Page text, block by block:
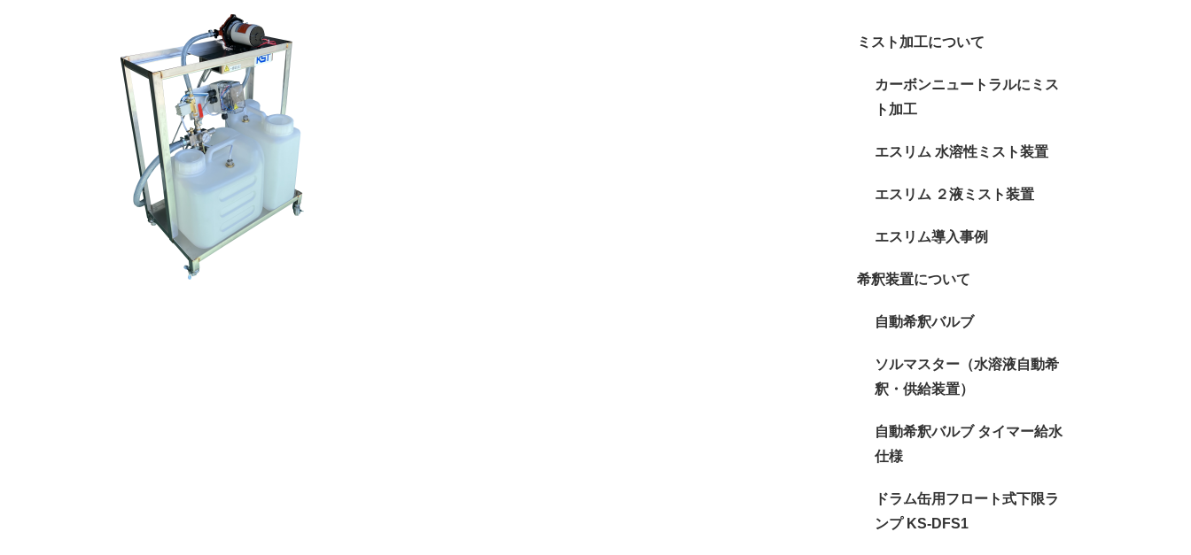
ミスト加工について
カーボンニュートラルにミス
ト加工
エスリム 水溶性ミスト装置
エスリム ２液ミスト装置
エスリム導入事例
希釈装置について
自動希釈バルブ
ソルマスター（水溶液自動希
釈・供給装置）
自動希釈バルブ タイマー給水
仕様
ドラム缶用フロート式下限ラ
ンプ KS-DFS1